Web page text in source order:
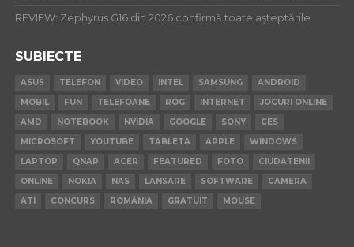
REVIEW: Zephyrus G16 din 2026 confirmă toate așteptările
SUBIECTE
ASUS TELEFON VIDEO INTEL SAMSUNG
ANDROID
MOBIL
FUN TELEFOANE ROG INTERNET
JOCURI ONLINE
AMD
NOTEBOOK NVIDIA GOOGLE SONY
CES
MICROSOFT
YOUTUBE TABLETA APPLE
WINDOWS
LAPTOP
QNAP ACER FEATURED FOTO
CIUDATENII
ONLINE
NOKIA NAS LANSARE SOFTWARE
CAMERA
ATI
CONCURS ROMÂNIA GRATUIT MOUSE